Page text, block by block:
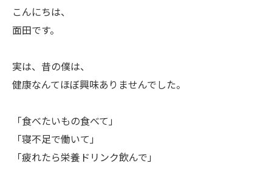
こんにちは、
面田です。
実は、昔の僕は、
健康なんてほぼ興味ありませんでした。
「食べたいもの食べて」
「寝不足で働いて」
「疲れたら栄養ドリンク飲んで」